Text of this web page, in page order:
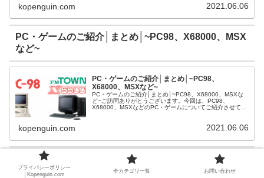
kopenguin.com 2021.06.06
PC・ゲームのご紹介│まとめ│~PC98、X68000、MSX
など~
PC・ゲームのご紹介│まとめ│~PC98、
X68000、MSXなど~
PC・ゲームのご紹介│まとめ│~PC98、X68000、MSXな
ど~ご訪問ありがとうございます。今回は、PC98、
X68000、MSXなどのPC・ゲームについてご紹介させて頂
kopenguin.com 2021.06.06
ゲーム周辺機器のご紹介│まとめ│
プライバシーポリシー
│Kopenguin.com
全カテゴリ一覧 お問い合わせ